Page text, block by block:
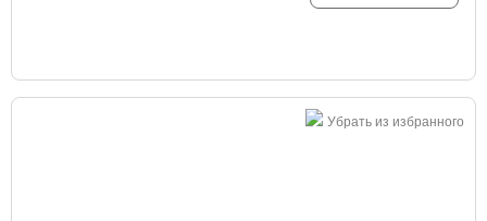
Убрать из избранного